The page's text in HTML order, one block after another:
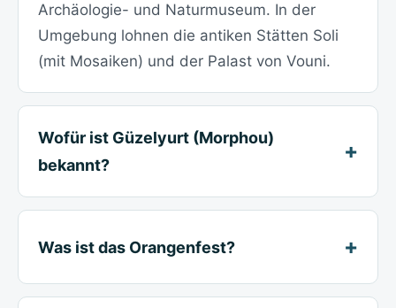
Archäologie- und Naturmuseum. In der
Umgebung lohnen die antiken Stätten Soli
(mit Mosaiken) und der Palast von Vouni.
Wofür ist Güzelyurt (Morphou)
bekannt?
Was ist das Orangenfest?